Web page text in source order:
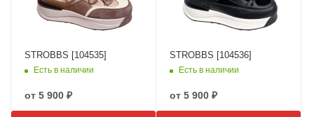
STROBBS [104535]
Есть в наличии
от 5 900 ₽
STROBBS [104536]
Есть в наличии
от 5 900 ₽